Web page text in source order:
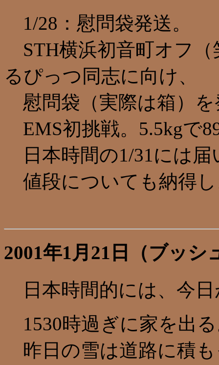
1/28：慰問袋発送。
STH横浜初音町オフ（
るぴっつ同志に向け、
慰問袋（実際は箱）を
EMS初挑戦。5.5kgで
日本時間の1/31には届
値段についても納得
2001年1月21日（ブッシ
日本時間的には、今
1530時過ぎに家を出
昨日の雪は道路に積